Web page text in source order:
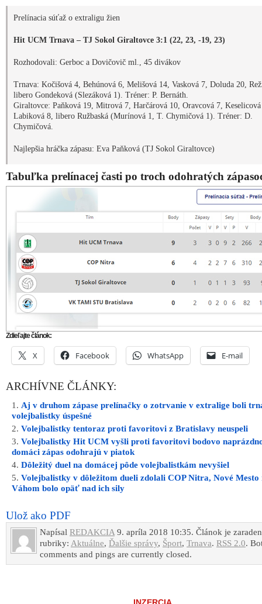
Prelínacia súťaž o extraligu žien
Hit UCM Trnava – TJ Sokol Giraltovce 3:1 (22, 23, -19, 23)
Rozhodovali: Gerboc a Dovičovič ml., 45 divákov
Trnava: Kočišová 4, Behúnová 6, Melišová 14, Vasková 7, Doluda 20,
libero Gondeková (Slezáková 1). Tréner: P. Bernáth.
Giraltovce: Paňková 19, Mitrová 7, Harčárová 10, Oravcová 7,
Labiková 8, libero Ružbaská (Murínová 1, T. Chymičová 1). Tréner: D.
Chymičová.
Najlepšia hráčka zápasu: Eva Paňková (TJ Sokol Giraltovce)
Tabuľka prelínacej časti po troch odohratých
Zdieľajte článok:
X Facebook WhatsApp E-mail
ARCHÍVNE ČLÁNKY:
Aj v druhom zápase prelínačky o zotrvanie v extralige boli
volejbalistky úspešné
Volejbalistky tentoraz proti favoritovi z Bratislavy neuspeli
Volejbalistky Hit UCM vyšli proti favoritovi bodovo
domáci zápas odohrajú v piatok
Dôležitý duel na domácej pôde volejbalistkám nevyšiel
Volejbalistky v dôležitom dueli zdolali COP Nitra, Nové Mesto
Váhom bolo opäť nad ich sily
Ulož ako PDF
Napísal REDAKCIA9. apríla 2018 10:35. Článok je
rubriky: Aktuálne, Ďalšie správy, Šport, Trnava. RSS 2.0.
comments and pings are currently closed.